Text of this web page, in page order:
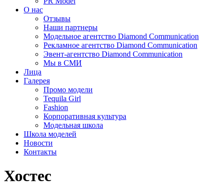
О нас
Отзывы
Наши партнеры
Модельное агентство Diamond Communication
Рекламное агентство Diamond Communication
Эвент-агентство Diamond Communication
Мы в СМИ
Лица
Галерея
Промо модели
Tequila Girl
Fashion
Корпоративная культура
Модельная школа
Школа моделей
Новости
Контакты
Хостес